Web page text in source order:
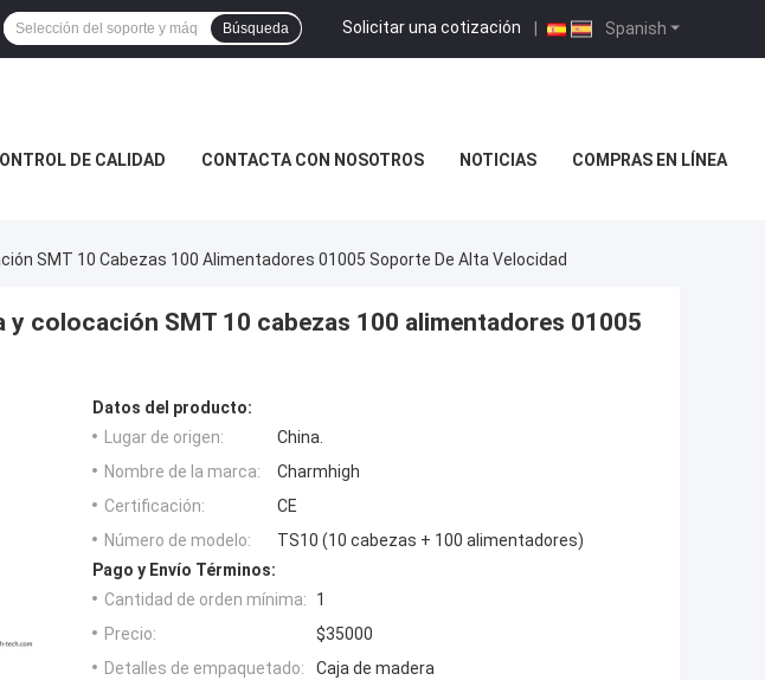
Spanish
Solicitar una cotización |
Búsqueda
DE CALIDAD CONTACTA CON NOSOTROS NOTICIAS COMPRAS EN LÍNEA
SMT 10 Cabezas 100 Alimentadores 01005 Soporte De Alta Velocidad
y colocación SMT 10 cabezas 100 alimentadores 01005
Datos del producto:
Lugar de origen:
China.
Nombre de la marca:
Charmhigh
Certificación:
CE
Número de modelo:
TS10 (10 cabezas + 100 alimentadores)
Pago y Envío Términos:
Cantidad de orden mínima:
1
Precio:
$35000
Detalles de empaquetado:
Caja de madera